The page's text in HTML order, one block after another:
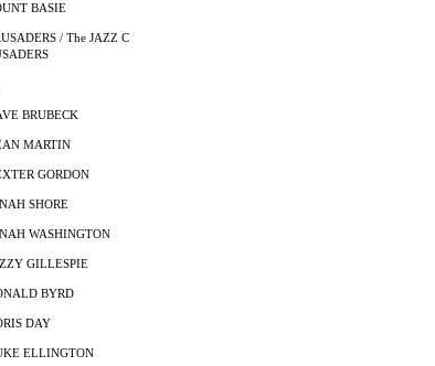
BASIE
/ The JAZZ C
BRUBECK
MARTIN
GORDON
SHORE
WASHINGTON
GILLESPIE
BYRD
DAY
ELLINGTON